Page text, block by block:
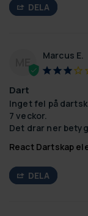
DELA
ME Marcus E.
Dart
Inget fel på
7 veckor.
Det drar ner
React Dartskap
DELA